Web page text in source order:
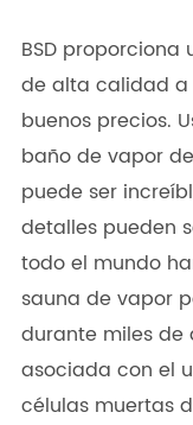
BSD
de alta calidad
buenos precios.
baño de vapor
puede ser
detalles pueden
todo el mundo
sauna de vapor
durante miles de
asociada con el
células muertas